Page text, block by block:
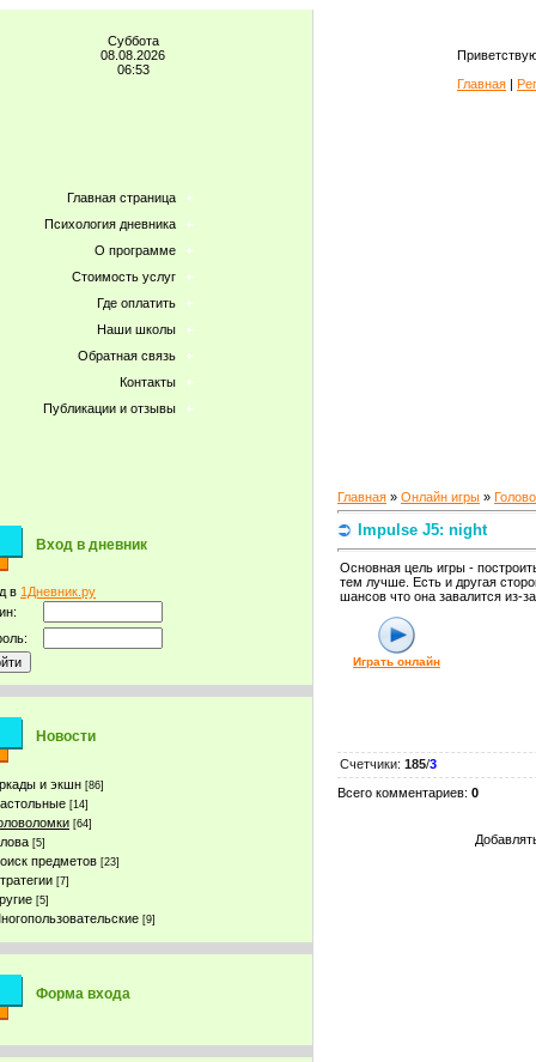
Суббота
08.08.2026
06:53
Главная страница
Психология дневника
О программе
Стоимость услуг
Где оплатить
Наши школы
Обратная связь
Контакты
Публикации и отзывы
Вход в дневник
в 1Дневник.ру
Новости
и экшн [86]
[14]
[64]
[5]
предметов [23]
[7]
[5]
[9]
Форма входа
Главная |
Главная » Онлайн игры »
Impulse J5: night
Основная цель игры -
тем лучше. Есть и другая
шансов что она завалится из-
Играть онлайн
Счетчики: 185/3
Всего комментариев: 0